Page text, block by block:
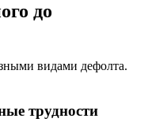
до
видами дефолта.
трудности